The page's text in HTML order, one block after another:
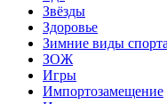
Звёзды
Здоровье
Зимние виды спорта
ЗОЖ
Игры
Импортозамещение